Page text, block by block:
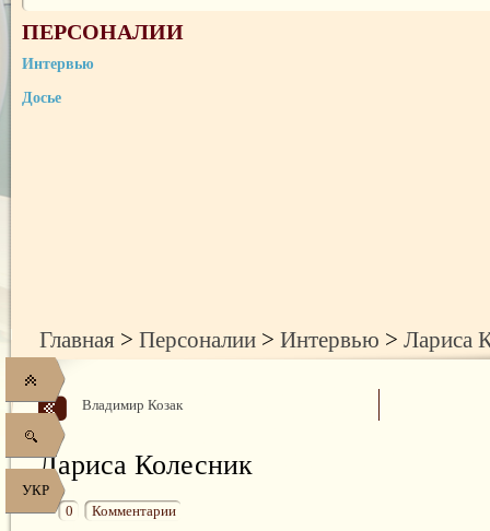
УКР
ПЕРСОНАЛИИ
Интервью
Досье
Главная > Персоналии > Интервью > Лариса
Владимир Козак
Лариса Колесник
0 Комментарии